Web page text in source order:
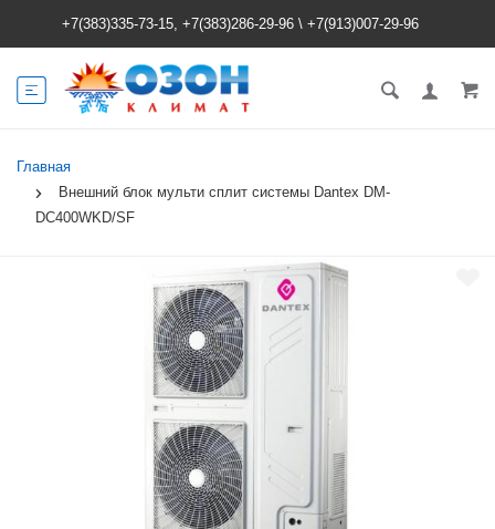
+7(383)335-73-15, +7(383)286-29-96 \ +7(913)007-29-96
Главная
Внешний блок мульти сплит системы Dantex DM-
DC400WKD/SF